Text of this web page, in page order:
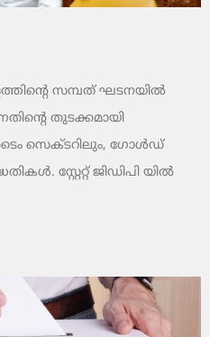
സമ്പത് ഘടനയിൽ
തുടക്കമായി
സെക്ടറിലും, ഗോൾഡ്
സ്റ്റേറ്റ് ജിഡിപി യിൽ